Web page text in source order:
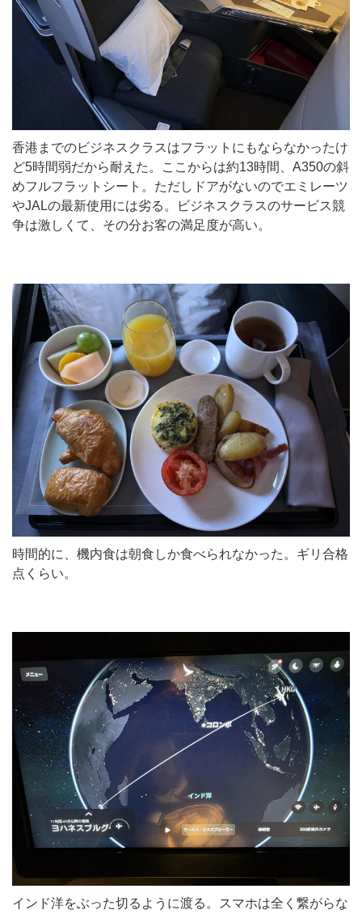
香港までのビジネスクラスはフラットにもならなかったけ
ど5時間弱だから耐えた。ここからは約13時間、A350の斜
めフルフラットシート。ただしドアがないのでエミレーツ
やJALの最新使用には劣る。ビジネスクラスのサービス競
争は激しくて、その分お客の満足度が高い。
時間的に、機内食は朝食しか食べられなかった。ギリ合格
点くらい。
インド洋をぶった切るように渡る。スマホは全く繋がらな